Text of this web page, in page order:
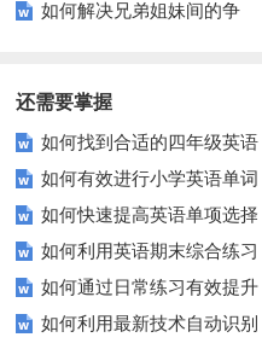
的批判性思维？
如何解决兄弟姐妹间的争
还需要掌握
如何找到合适的四年级英语
期末测试卷来提高孩子的成绩？
如何有效进行小学英语单词
与短语的默写练习？家长和老师
必看！
如何快速提高英语单项选择
题的得分？
如何利用英语期末综合练习
卷高效备考？
如何通过日常练习有效提升
英语听力？
如何利用最新技术自动识别